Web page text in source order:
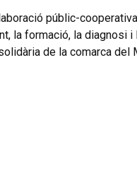
públic-
la formació, la diagnosi
de la comarca del